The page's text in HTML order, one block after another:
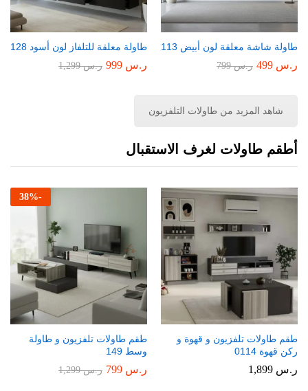
طاولة شاشة معلقة لون أبيض 113
ر.س ر.س799
طاولة معلقة للتلفاز لون أسود 128
ر.س ر.س1,299
شاهد المزيد من طاولات التلفزيون
أطقم طاولات لغرف الاستقبال
طقم طاولات تلفزيون و قهوة و
ركن قهوة 0114
ر.س
-
38%
طقم طاولات تلفزيون و طاولة
وسط 149
ر.س ر.س1,299